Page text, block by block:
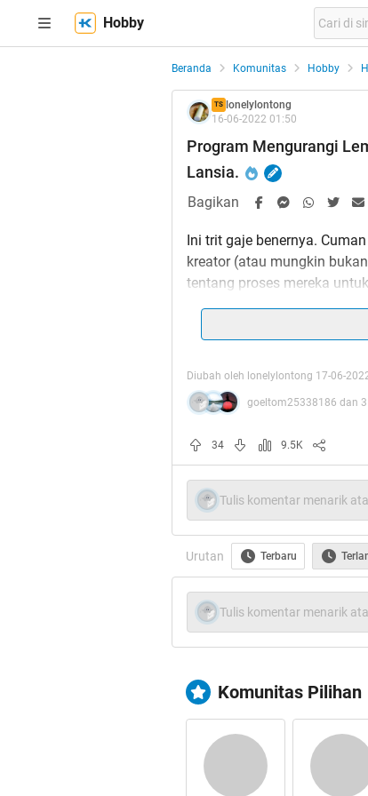
Hobby
Beranda Komunitas Hobby
TS
lonelylontong
16-06-2022 01:50
Program Mengurangi
Lansia.
Bagikan
Ini trit gaje benernya.
kreator (atau mungkin
tentang proses mereka
Diubah oleh lonelylontong 17-06-
goeltom25338186 dan
34 9.5K
Tulis komentar menarik
Urutan Terbaru
Tulis komentar menarik
Komunitas Pilihan